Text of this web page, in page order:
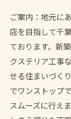
ご案内：地元に
店を目指して千
ております。新
クステリア工事
せる住まいづく
でワンストップ
スムーズに行え